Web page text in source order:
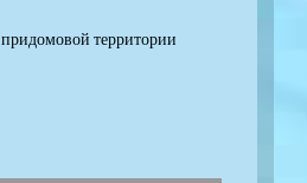
территории